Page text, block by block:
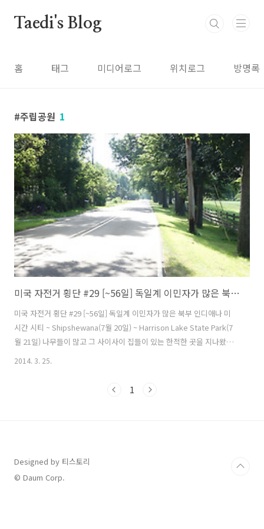
Taedi's Blog
홈 태그 미디어로그 위치로그 방명록
주립공원 1
미국 자전거 횡단 #29 [~56일] 독일계 이민자가 많은 북부 인디애나
미국 자전거 횡단 #29 [~56일] 독일계 이민자가 많은 북부 인디애나 미
시간 시티 ~ Shipshewana(7월 20일) ~ Harrison Lake State Park(7
월 21일) 나무들이 많고 그 사이사이 집들이 있는 한적한 곳을 지나왔다.
어제 게리(Gary)를 지나온 이후부터는 농가 지역이 나왔는데 이곳부터
새것으로 넣은 줄 알았는데 그게 아닌것 같았다. 배터리를 교체하려고 커
2014. 3. 25.
1
Designed by 티스토리
© Daum Corp.